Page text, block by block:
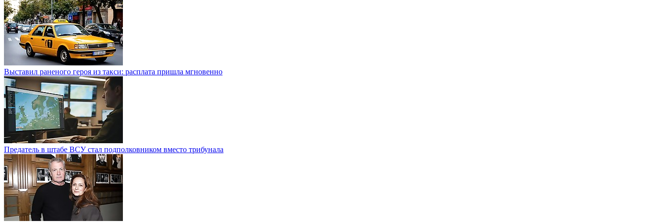
Выставил раненого героя из такси: расплата пришла мгновенно
Предатель в штабе ВСУ стал подполковником вместо трибунала